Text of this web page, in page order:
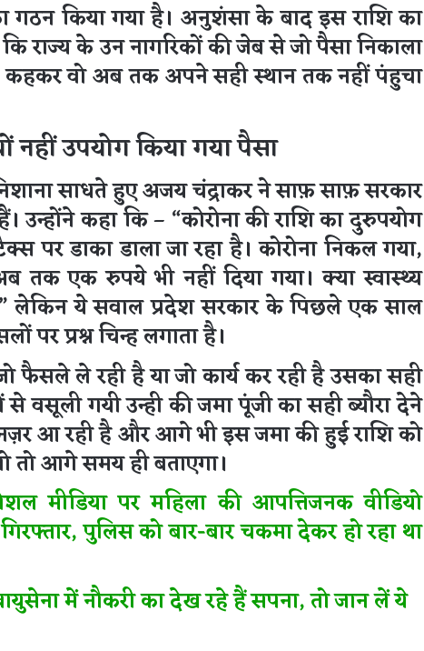
गठन किया गया है। अनुशंसा के बाद इस राशि का
राज्य के उन नागरिकों की जेब से जो पैसा निकाला
कहकर वो अब तक अपने सही स्थान तक नहीं पंहुचा
नहीं उपयोग किया गया पैसा
साधते हुए अजय चंद्राकर ने साफ़ साफ़ सरकार
उन्होंने कहा कि – “कोरोना की राशि का दुरुपयोग
पर डाका डाला जा रहा है। कोरोना निकल गया,
तक एक रुपये भी नहीं दिया गया। क्या स्वास्थ्य
लेकिन ये सवाल प्रदेश सरकार के पिछले एक साल
प्रश्न चिन्ह लगाता है।
फैसले ले रही है या जो कार्य कर रही है उसका सही
से वसूली गयी उन्ही की जमा पूंजी का सही ब्यौरा देने
आ रही है और आगे भी इस जमा की हुई राशि को
तो आगे समय ही बताएगा।
मीडिया पर महिला की आपत्तिजनक वीडियो
पुलिस को बार-बार चकमा देकर हो रहा था
में नौकरी का देख रहे हैं सपना, तो जान लें ये